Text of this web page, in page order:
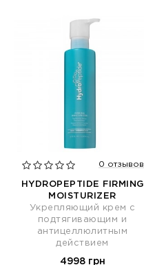
0 отзывов
HYDROPEPTIDE FIRMING
MOISTURIZER
Укрепляющий крем с
подтягивающим и
антицеллюлитным
действием
4998 грн